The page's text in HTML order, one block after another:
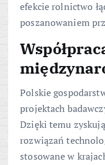
efekcie rolnictwo
poszanowaniem
Polskie
projektach
Dzięki temu
rozwiązań
stosowane w